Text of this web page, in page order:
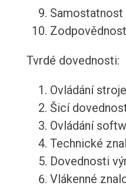
Samostatnost
Zodpovědnost
Tvrdé dovednosti:
Ovládání stroje
Šicí
Ovládání
Technické
Dovednosti
Vlákenné